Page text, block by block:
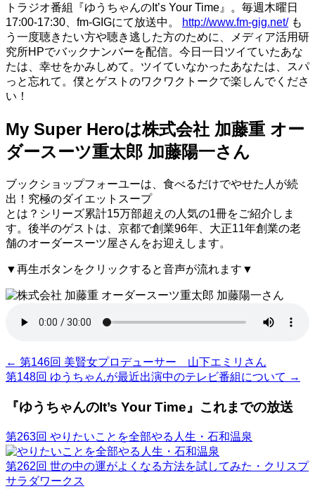
トラジオ番組『ゆうちゃんのIt’s Your Time』。毎週木曜日
17:00-17:30、fm-GIGにて放送中。
http://www.fm-gig.net/も
う一度聴きたい方や聴き逃した方のために、メディア活用研
究所HPでバックナンバーを配信。今日一日ツイていたあな
たは、幸せをかみしめて。ツイていなかったあなたは、スパ
っと忘れて。僕とゲストのワクワクトークで楽しんでくださ
い！
My Super Heroは株式会社 加藤重 オー
ダースーツ重太郎 加藤陽一さん
ブックショップフォーユーは、食べるだけでやせた人が続
出！究極のダイエットスープ
とは？シリーズ累計15万部超えの人気の1冊をご紹介しま
す。後半のゲストは、京都で創業96年、大正11年創業の老
舗のオーダースーツ屋さんをお迎えします。
▼再生ボタンをクリックすると音声が流れます▼
← 第146回 美賢女プロデューサー 山下エミリさん
第148回 ゆうちゃんが最近出演中のテレビ番組について →
『ゆうちゃんのIt’s Your Time』これまでの放送
第263回 やりたいことを全部やる人生・石和温泉
第262回 世の中の運がよくなる方法を試してみた・クリスプ
サラダワークス